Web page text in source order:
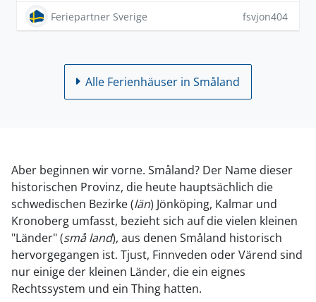
Feriepartner Sverige fsvjon404
Alle Ferienhäuser in Småland
Aber beginnen wir vorne. Småland? Der Name dieser
historischen Provinz, die heute hauptsächlich die
schwedischen Bezirke (län) Jönköping, Kalmar und
Kronoberg umfasst, bezieht sich auf die vielen kleinen
"Länder" (små land), aus denen Småland historisch
hervorgegangen ist. Tjust, Finnveden oder Värend sind
nur einige der kleinen Länder, die ein eignes
Rechtssystem und ein Thing hatten.